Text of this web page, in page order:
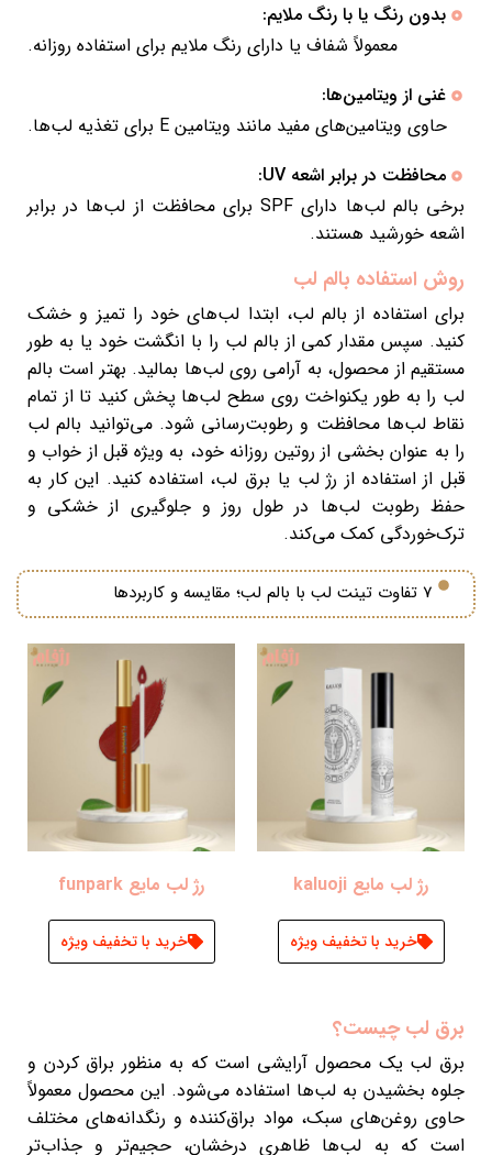
بدون رنگ یا با رنگ ملایم:
معمولاً شفاف یا دارای رنگ ملایم برای استفاده روزانه.
غنی از ویتامین‌ها:
حاوی ویتامین‌های مفید مانند ویتامین E برای تغذیه لب‌ها.
محافظت در برابر اشعه UV:
برخی بالم لب‌ها دارای SPF برای محافظت از لب‌ها در برابر
اشعه خورشید هستند.
روش استفاده بالم لب
برای استفاده از بالم لب، ابتدا لب‌های خود را تمیز و خشک
کنید. سپس مقدار کمی از بالم لب را با انگشت خود یا به طور
مستقیم از محصول، به آرامی روی لب‌ها بمالید. بهتر است بالم
لب را به طور یکنواخت روی سطح لب‌ها پخش کنید تا از تمام
نقاط لب‌ها محافظت و رطوبت‌رسانی شود. می‌توانید بالم لب
را به عنوان بخشی از روتین روزانه خود، به ویژه قبل از خواب و
قبل از استفاده از رژ لب یا برق لب، استفاده کنید. این کار به
حفظ رطوبت لب‌ها در طول روز و جلوگیری از خشکی و
ترک‌خوردگی کمک می‌کند.
7 تفاوت تینت لب با بالم لب؛ مقایسه و کاربردها
رژ لب مایع kaluoji
خرید با تخفیف ویژه
رژ لب مایع funpark
خرید با تخفیف ویژه
برق لب چیست؟
برق لب یک محصول آرایشی است که به منظور براق کردن و
جلوه‌ بخشیدن به لب‌ها استفاده می‌شود. این محصول معمولاً
حاوی روغن‌های سبک، مواد براق‌کننده و رنگدانه‌های مختلف
است که به لب‌ها ظاهری درخشان، حجیم‌تر و جذاب‌تر